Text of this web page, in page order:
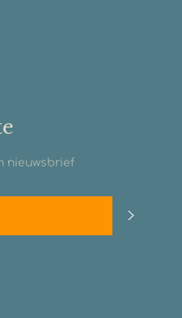
nieuwsbrief